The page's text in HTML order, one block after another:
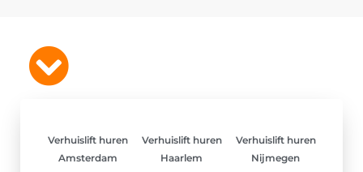
Verhuislift huren
Amsterdam
Verhuislift huren
Haarlem
Verhuislift huren
Nijmegen